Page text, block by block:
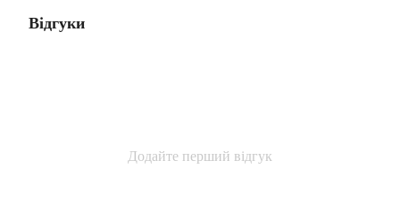
Відгуки
Додайте перший відгук